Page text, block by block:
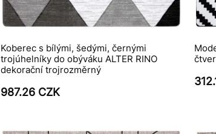
Koberec s bílými, šedými, černými
trojúhelníky do obýváku ALTER RINO
dekorační trojrozměrný
987.26 CZK